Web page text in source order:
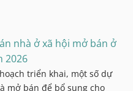
nhà ở xã hội mở bán ở
2026
triển khai, một số dự
mở bán để bổ sung cho